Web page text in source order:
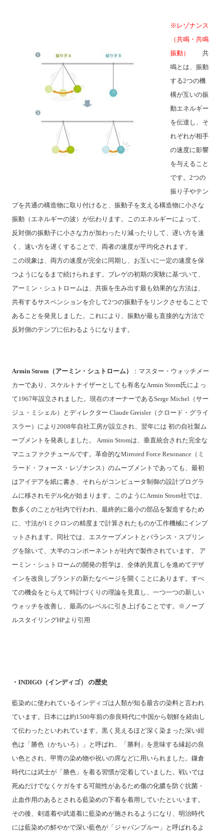
※レゾナンス
（共鳴・共鳴
振動）
共
鳴とは、振動
する2つの機
構が互いの振
動エネルギー
を伝達し、そ
れぞれが相手
の速度に影響
を与えること
です。2つの
振り子やテン
プを共通の構造物に取り付けると、振動子を支える構造物に小さな
振動（エネルギーの波）が伝わります。このエネルギーによって、
反対側の振動子に小さな力が加わったり減ったりして、遅い方を速
く、速い方を遅くすることで、両者の速度が平均化されます。
この現象は、両方の速度が完全に同期し、お互いに一定の速度を保
つようになるまで続けられます。ブレゲの初期の実験に基づいて、
アーミン・シュトロームは、共振を生み出す最も効果的な方法は、
共有するサスペンションを介して2つの振動子をリンクさせることで
あることを発見しました。これにより、振動が最も直接的な方法で
反対側のテンプに伝わるようになります。
Armin Strom（アーミン・シュトローム）
：マスター・ウォッチメー
カーであり、スケルトナイザーとしても有名なArmin Strom氏によっ
て1967年設立されました。現在のオーナーであるSerge Michel（サー
ジュ・ミシェル）とディレクター Claude Greisler（クロード・グライ
スラー）により2008年自社工房が設立され、翌年には 初の自社製ム
ーブメントを発表しました。 Armin Stromは、垂直統合された完全な
マニュファクチュールです。革命的なMirrored Force Resonance（ミ
ラード・フォース・レゾナンス）のムーブメントであっても、最初
はアイデアを紙に書き、それらがコンピュータ制御の設計プログラ
ムに移されモデル化が始まります。このようにArmin Strom社では、
数多くのことが社内で行われ、最終的に最小の部品を製造するため
に、寸法が1ミクロンの精度まで計算されたものが工作機械にインプ
ットされます。同社では、エスケープメントとバランス・スプリン
グを除いて、大半のコンポーネントが社内で製作されています。 ア
ーミン・シュトロームの開発の哲学は、全体的見直しを進めてデザ
インを改良しブランドの新たなページを開くことにあります。すべ
ての機会をとらえて時計づくりの理論を見直し、一つ一つの新しい
ウォッチを改善し、最高のレベルに引き上げることです。※ノーブ
ルスタイリングHPより引用
・INDIGO（インディゴ） の歴史
藍染めに使われているインディゴは人類が知る最古の染料と言われ
ています。日本には約1500年前の奈良時代に中国から朝鮮を経由し
て伝わったといわれています。黒く見えるほど深く染まった深い紺
色は「勝色（かちいろ）」と呼ばれ、「勝利」を意味する縁起の良
い色とされ、甲冑の染め物や祝いの席などに用いられました。鎌倉
時代には武士が「勝色」を着る習慣が定着していました。 戦いでは
死ぬだけでなくケガをする可能性があるため傷の化膿を防ぐ抗菌・
止血作用のあるとされる藍染めの下着を着用していたといいます。
その後、剣道着や武道着に藍染めが施されるようになり、明治時代
には藍染めの鮮やかで深い藍色が「ジャパンブルー」と呼ばれるよ